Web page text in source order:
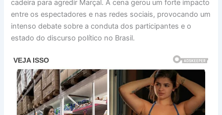
cadeira para agredir Marçal. A cena gerou um forte impacto
entre os espectadores e nas redes sociais, provocando um
intenso debate sobre a conduta dos participantes e o
estado do discurso político no Brasil.